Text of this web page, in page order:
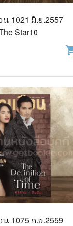
1021 มิ.ย.2557
Star10
1075 ก.ย.2559
วน
าน
ม